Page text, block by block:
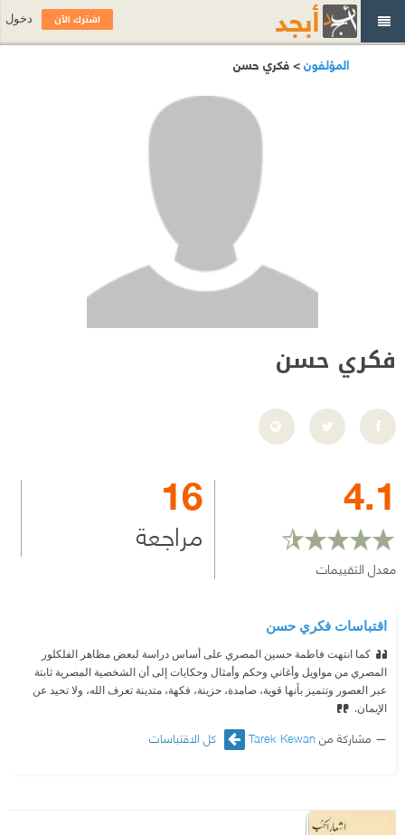
المؤلفون> فكري حسن
فكري حسن
4.1
معدل التقييمات
16
مراجعة
اقتباسات فكري حسن
كما انتهت فاطمة حسين المصري على أساس دراسة لبعض مظاهر الفلكلور
المصري من مواويل وأغاني وحكم وأمثال وحكايات إلى أن الشخصية المصرية ثابتة
عبر العصور وتتميز بأنها قوية، صامدة، حزينة، فكهة، متدينة تعرف الله، ولا تحيد عن
الإيمان.
مشاركة منTarek Kewan كل الاقتباسات
اشترك الآن دخول